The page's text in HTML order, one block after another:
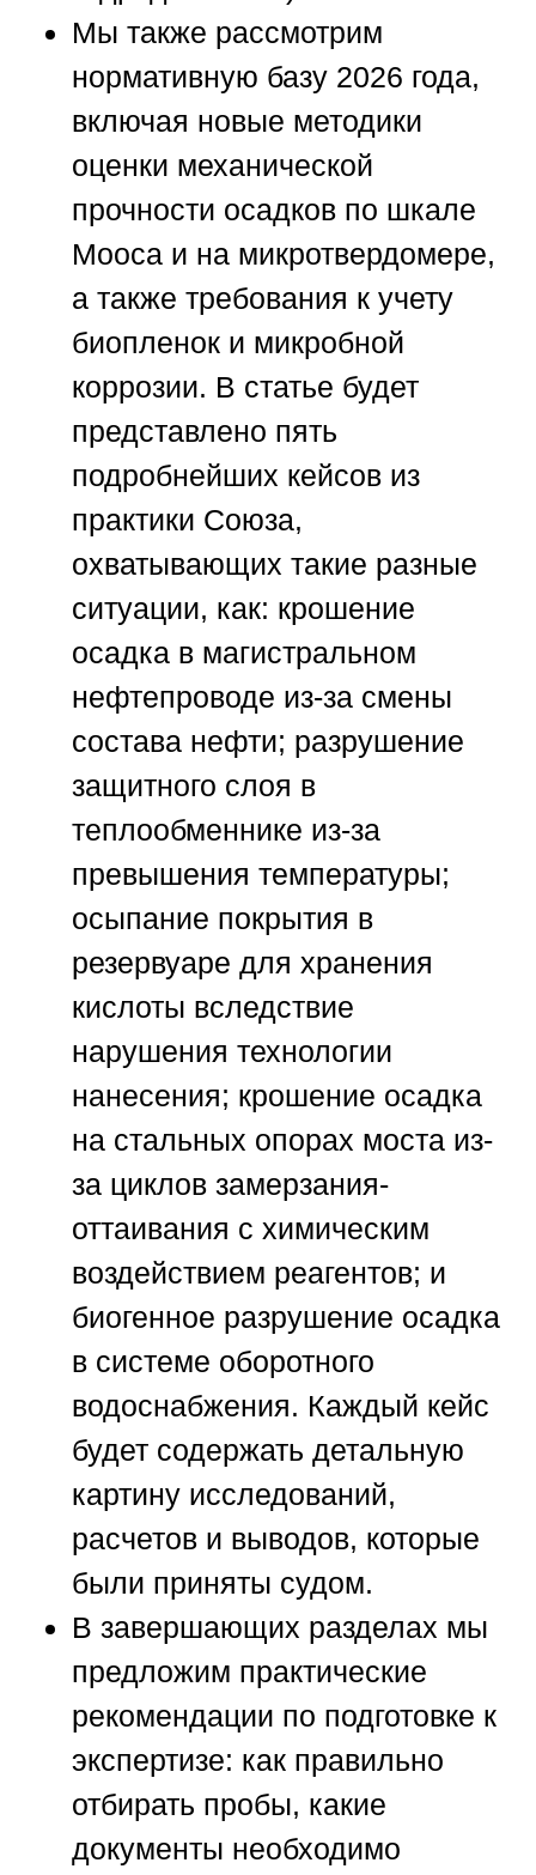
Мы также рассмотрим
нормативную базу 2026 года,
включая новые методики
оценки механической
прочности осадков по шкале
Мооса и на микротвердомере,
а также требования к учету
биопленок и микробной
коррозии. В статье будет
представлено пять
подробнейших кейсов из
практики Союза,
охватывающих такие разные
ситуации, как: крошение
осадка в магистральном
нефтепроводе из-за смены
состава нефти; разрушение
защитного слоя в
теплообменнике из-за
превышения температуры;
осыпание покрытия в
резервуаре для хранения
кислоты вследствие
нарушения технологии
нанесения; крошение осадка
на стальных опорах моста из-
за циклов замерзания-
оттаивания с химическим
воздействием реагентов; и
биогенное разрушение осадка
в системе оборотного
водоснабжения. Каждый кейс
будет содержать детальную
картину исследований,
расчетов и выводов, которые
были приняты судом.
В завершающих разделах мы
предложим практические
рекомендации по подготовке к
экспертизе: как правильно
отбирать пробы, какие
документы необходимо